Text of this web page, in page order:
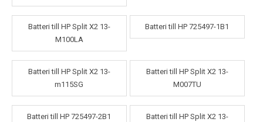
Batteri till HP Split X2 13-
M100LA
Batteri till HP 725497-1B1
Batteri till HP Split X2 13-
m115SG
Batteri till HP Split X2 13-
M007TU
Batteri till HP 725497-2B1
Batteri till HP Split X2 13-